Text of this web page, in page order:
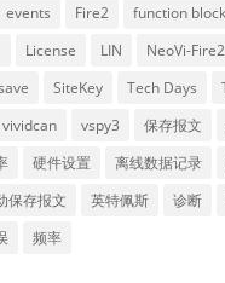
events Fire2 function block
License LIN
NeoVi-Fire2
SiteKey Tech Days
vividcan vspy3 保存报文
硬件设置 离线数据记录
保存报文 英特佩斯 诊断
频率